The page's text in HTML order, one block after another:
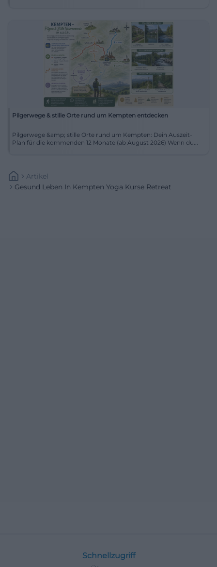
Pilgerwege & stille Orte rund um Kempten entdecken
Pilgerwege &amp; stille Orte rund um Kempten: Dein Auszeit-
Plan für die kommenden 12 Monate (ab August 2026) Wenn du...
Artikel
Gesund Leben In Kempten Yoga Kurse Retreat
Schnellzugriff